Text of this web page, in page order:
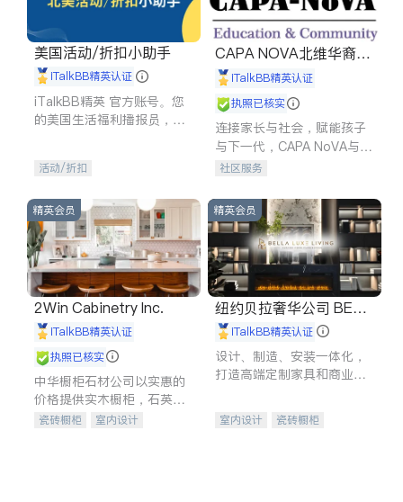
美国活动/折扣小助手
iTalkBB精英认证
iTalkBB精英 官方账号。您
的美国生活福利播报员，精
专属福利。
活动/折扣
CAPA NOVA北维华裔家
长会iTalkBB精英认证
执照已核实
连接家长与社会，赋能孩子
与下一代，CAPA NoVA与您
携手建设包容、公平、充满
社区服务
精英会员
2Win Cabinetry Inc.
iTalkBB精英认证
执照已核实
中华橱柜石材公司以实惠的
价格提供实木橱柜，石英石
台面，多种优质不锈钢水
瓷砖橱柜
室内设计
精英会员
纽约贝拉奢华公司 BELL
A LUXE
iTalkBB精英认证
设计、制造、安装一体化，
打造高端定制家具和商业空
室内设计
瓷砖橱柜